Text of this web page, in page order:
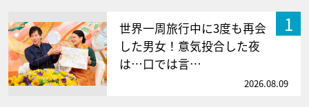
1
世界一周旅行中に3度も再会
した男女！意気投合した夜
は…口では言…
2026.08.09